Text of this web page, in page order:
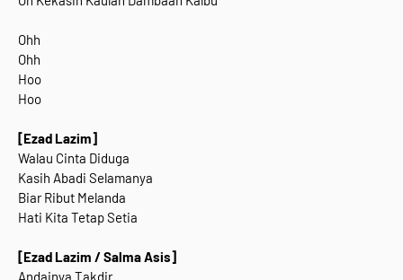
Ohh
Ohh
Hoo
Hoo
[Ezad Lazim]
Walau Cinta Diduga
Kasih Abadi Selamanya
Biar Ribut Melanda
Hati Kita Tetap Setia
[Ezad Lazim / Salma Asis]
Andainya Takdir